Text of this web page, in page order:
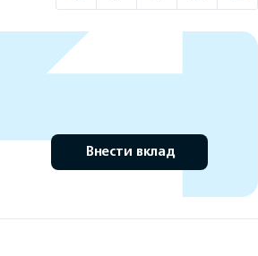
Внести вклад